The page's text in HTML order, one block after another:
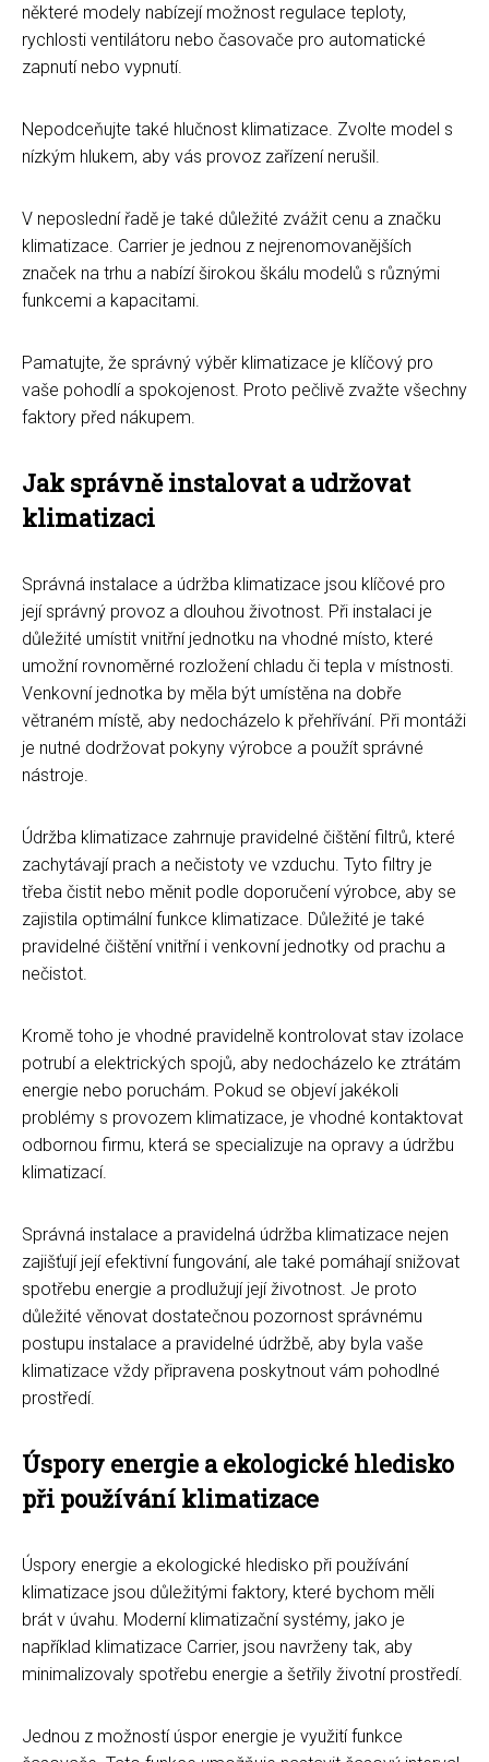
některé modely nabízejí možnost regulace teploty,
rychlosti ventilátoru nebo časovače pro automatické
zapnutí nebo vypnutí.
Nepodceňujte také hlučnost klimatizace. Zvolte model s
nízkým hlukem, aby vás provoz zařízení nerušil.
V neposlední řadě je také důležité zvážit cenu a značku
klimatizace. Carrier je jednou z nejrenomovanějších
značek na trhu a nabízí širokou škálu modelů s různými
funkcemi a kapacitami.
Pamatujte, že správný výběr klimatizace je klíčový pro
vaše pohodlí a spokojenost. Proto pečlivě zvažte všechny
faktory před nákupem.
Jak správně instalovat a udržovat
klimatizaci
Správná instalace a údržba klimatizace jsou klíčové pro
její správný provoz a dlouhou životnost. Při instalaci je
důležité umístit vnitřní jednotku na vhodné místo, které
umožní rovnoměrné rozložení chladu či tepla v místnosti.
Venkovní jednotka by měla být umístěna na dobře
větraném místě, aby nedocházelo k přehřívání. Při montáži
je nutné dodržovat pokyny výrobce a použít správné
nástroje.
Údržba klimatizace zahrnuje pravidelné čištění filtrů, které
zachytávají prach a nečistoty ve vzduchu. Tyto filtry je
třeba čistit nebo měnit podle doporučení výrobce, aby se
zajistila optimální funkce klimatizace. Důležité je také
pravidelné čištění vnitřní i venkovní jednotky od prachu a
nečistot.
Kromě toho je vhodné pravidelně kontrolovat stav izolace
potrubí a elektrických spojů, aby nedocházelo ke ztrátám
energie nebo poruchám. Pokud se objeví jakékoli
problémy s provozem klimatizace, je vhodné kontaktovat
odbornou firmu, která se specializuje na opravy a údržbu
klimatizací.
Správná instalace a pravidelná údržba klimatizace nejen
zajišťují její efektivní fungování, ale také pomáhají snižovat
spotřebu energie a prodlužují její životnost. Je proto
důležité věnovat dostatečnou pozornost správnému
postupu instalace a pravidelné údržbě, aby byla vaše
klimatizace vždy připravena poskytnout vám pohodlné
prostředí.
Úspory energie a ekologické hledisko
při používání klimatizace
Úspory energie a ekologické hledisko při používání
klimatizace jsou důležitými faktory, které bychom měli
brát v úvahu. Moderní klimatizační systémy, jako je
například klimatizace Carrier, jsou navrženy tak, aby
minimalizovaly spotřebu energie a šetřily životní prostředí.
Jednou z možností úspor energie je využití funkce